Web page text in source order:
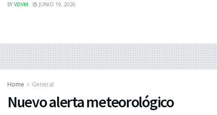
BY VDVM JUNIO 19, 2026
Home General
Nuevo alerta meteorológico